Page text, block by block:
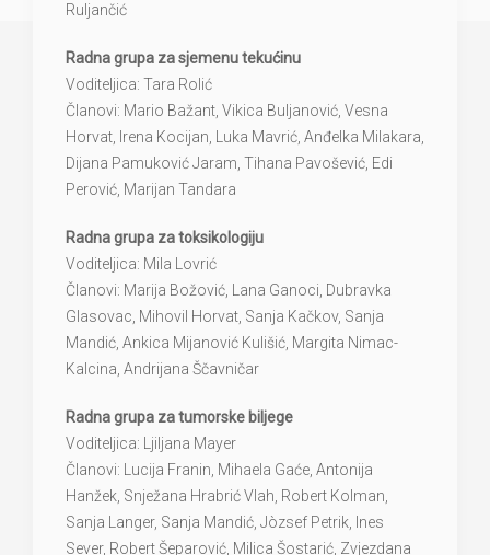
Ruljančić
Radna grupa za sjemenu tekućinu
Voditeljica: Tara Rolić
Članovi: Mario Bažant, Vikica Buljanović, Vesna
Horvat, Irena Kocijan, Luka Mavrić, Anđelka Milakara,
Dijana Pamuković Jaram, Tihana Pavošević, Edi
Perović, Marijan Tandara
Radna grupa za toksikologiju
Voditeljica: Mila Lovrić
Članovi: Marija Božović, Lana Ganoci, Dubravka
Glasovac, Mihovil Horvat, Sanja Kačkov, Sanja
Mandić, Ankica Mijanović Kulišić, Margita Nimac-
Kalcina, Andrijana Ščavničar
Radna grupa za tumorske biljege
Voditeljica: Ljiljana Mayer
Članovi: Lucija Franin, Mihaela Gaće, Antonija
Hanžek, Snježana Hrabrić Vlah, Robert Kolman,
Sanja Langer, Sanja Mandić, Jòzsef Petrik, Ines
Sever, Robert Šeparović, Milica Šostarić, Zvjezdana